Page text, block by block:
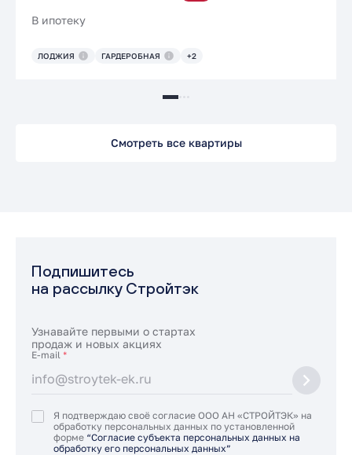
В ипотеку
ЛОДЖИЯ ГАРДЕРОБНАЯ +2
Смотреть все квартиры
Подпишитесь
на рассылку Стройтэк
Узнавайте первыми о стартах
продаж и новых акциях
E-mail *
Я подтверждаю своё согласие ООО АН «СТРОЙТЭК» на
обработку персональных данных по установленной
форме “Согласие субъекта персональных данных на
обработку его персональных данных”